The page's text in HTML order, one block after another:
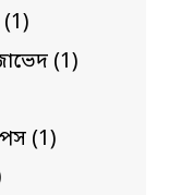
(1)
(1)